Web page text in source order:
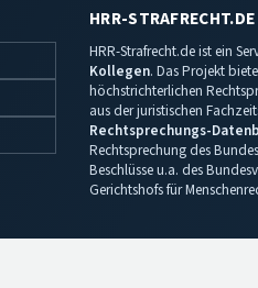
HRR-STRAFRECHT.DE
HRR-Strafrecht.de ist ein
Kollegen. Das Projekt
höchstrichterlichen
aus der juristischen
Rechtsprechungs-
Rechtsprechung des
Beschlüsse u.a. des
Gerichtshofs für